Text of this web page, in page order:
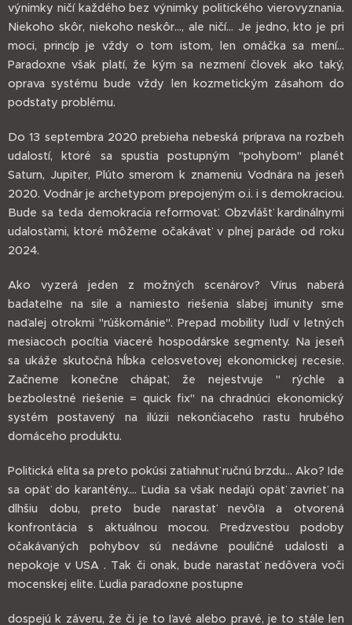
výnimky ničí každého bez výnimky politického vierovyznania.
Niekoho skôr, niekoho neskôr..., ale ničí... Je jedno, kto je pri
moci, princíp je vždy o tom istom, len omáčka sa mení...
Paradoxne však platí, že kým sa nezmení človek ako taký,
oprava systému bude vždy len kozmetickým zásahom do
podstaty problému.
Do 13 septembra 2020 prebieha nebeská príprava na rozbeh
udalostí, ktoré sa spustia postupným "pohybom" planét
Saturn, Jupiter, Plúto smerom k znameniu Vodnára na jeseň
2020. Vodnár je archetypom prepojeným o.i. i s demokraciou.
Bude sa teda demokracia reformovať. Obzvlášť kardinálnymi
udalosťami, ktoré môžeme očakávať v plnej paráde od roku
2024.
Ako vyzerá jeden z možných scenárov? Vírus naberá
badateľne na sile a namiesto riešenia slabej imunity sme
naďalej otrokmi "rúškománie". Prepad mobility ľudí v letných
mesiacoch pocítia viaceré hospodárske segmenty. Na jeseň
sa ukáže skutočná hĺbka celosvetovej ekonomickej recesie.
Začneme konečne chápať, že nejestvuje " rýchle a
bezbolestné riešenie = quick fix" na chradnúci ekonomický
systém postavený na ilúzii nekončiaceho rastu hrubého
domáceho produktu.
Politická elita sa preto pokúsi zatiahnuť ručnú brzdu... Ako? Ide
sa opäť do karantény.... Ľudia sa však nedajú opäť zavrieť na
dlhšiu dobu, preto bude narastať nevôľa a otvorená
konfrontácia s aktuálnou mocou. Predzvesťou podoby
očakávaných pohybov sú nedávne pouličné udalosti a
nepokoje v USA . Tak či onak, bude narastať nedôvera voči
mocenskej elite. Ľudia paradoxne postupne
dospejú k záveru, že či je to ľavé alebo pravé, je to stále len